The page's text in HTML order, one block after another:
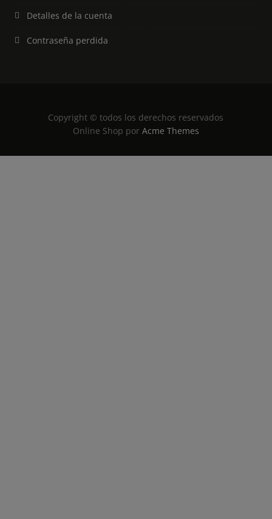
Detalles de la cuenta
Contraseña perdida
Copyright © todos los derechos reservados
Online Shop por Acme Themes